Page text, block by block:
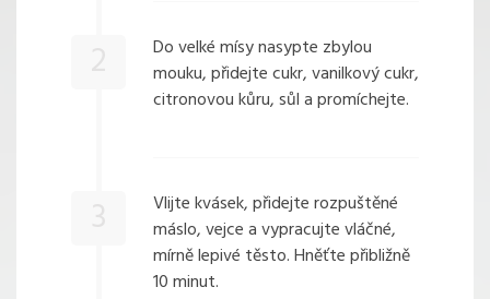
Do velké mísy nasypte zbylou
mouku, přidejte cukr, vanilkový cukr,
citronovou kůru, sůl a promíchejte.
Vlijte kvásek, přidejte rozpuštěné
máslo, vejce a vypracujte vláčné,
mírně lepivé těsto. Hněťte přibližně
10 minut.